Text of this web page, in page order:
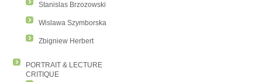
Stanislas Brzozowski
Wislawa Szymborska
Zbigniew Herbert
PORTRAIT & LECTURE
CRITIQUE